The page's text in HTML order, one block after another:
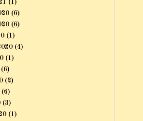
(1)
(6)
(6)
(1)
(4)
(1)
(6)
(2)
(6)
(3)
(1)